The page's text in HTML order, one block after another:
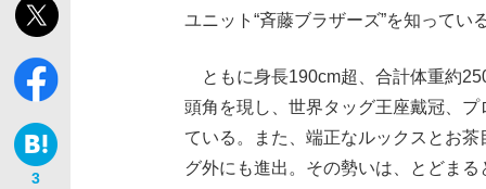
3
ユニット“斉藤ブラザーズ”を知って
ともに身長190cm超、合計体重約
頭角を現し、世界タッグ王座戴冠、
ている。また、端正なルックスとお
グ外にも進出。その勢いは、とどま